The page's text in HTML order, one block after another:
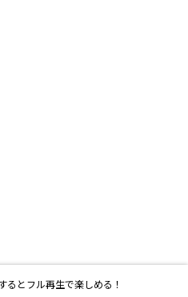
るとフル再生で楽しめる！